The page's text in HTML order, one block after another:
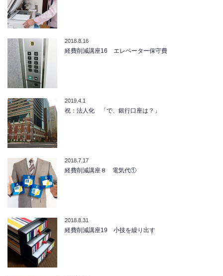
2018.8.16
経費削減講座16 エレベーター保守費
2019.4.1
祝：法人化 「で、銀行口座は？」
2018.7.17
経費削減講座８ 電気代①
2018.8.31
経費削減講座19 小技を繰り出す